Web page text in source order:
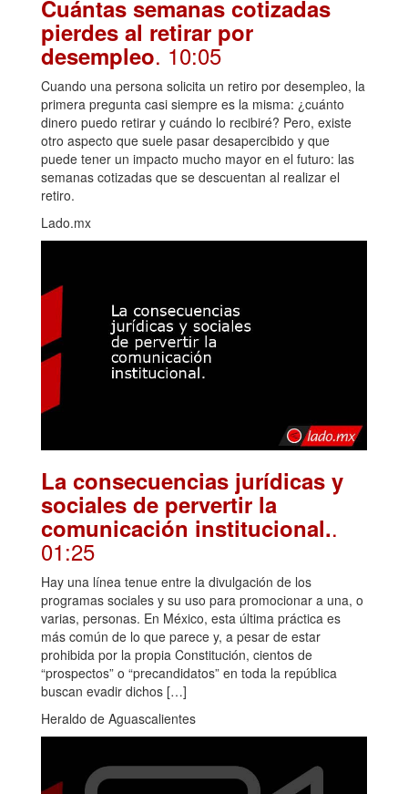
Cuántas semanas cotizadas
pierdes al retirar por
desempleo. 10:05
Cuando una persona solicita un retiro por desempleo, la
primera pregunta casi siempre es la misma: ¿cuánto
dinero puedo retirar y cuándo lo recibiré? Pero, existe
otro aspecto que suele pasar desapercibido y que
puede tener un impacto mucho mayor en el futuro: las
semanas cotizadas que se descuentan al realizar el
retiro.
Lado.mx
La consecuencias jurídicas y
sociales de pervertir la
comunicación institucional..
01:25
Hay una línea tenue entre la divulgación de los
programas sociales y su uso para promocionar a una, o
varias, personas. En México, esta última práctica es
más común de lo que parece y, a pesar de estar
prohibida por la propia Constitución, cientos de
“prospectos” o “precandidatos” en toda la república
buscan evadir dichos […]
Heraldo de Aguascalientes